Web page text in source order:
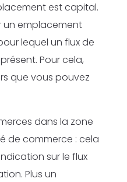
est capital.
un emplacement
lequel un flux de
Pour cela,
que vous pouvez
dans la zone
de commerce : cela
sur le flux
Plus un